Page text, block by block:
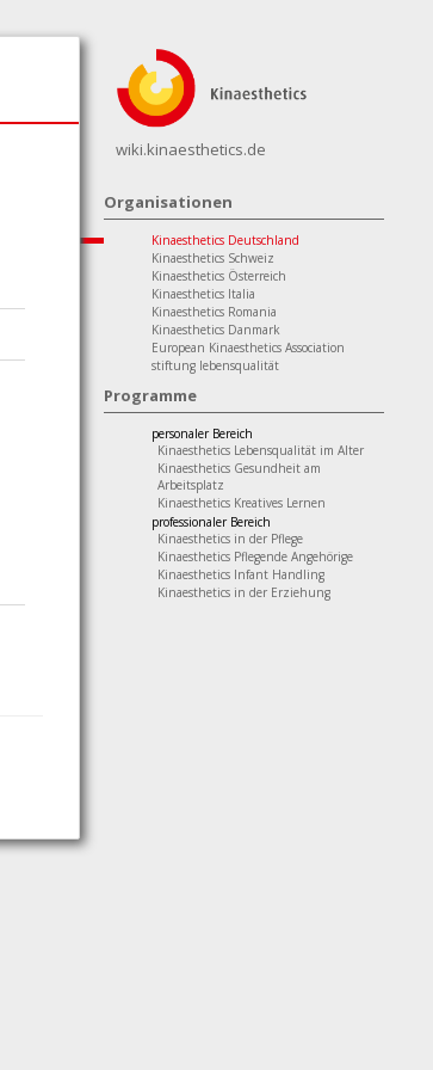
wiki.kinaesthetics.de
Organisationen
Kinaesthetics Deutschland
Kinaesthetics Schweiz
Kinaesthetics Österreich
Kinaesthetics Italia
Kinaesthetics Romania
Kinaesthetics Danmark
European Kinaesthetics Association
stiftung lebensqualität
Programme
personaler Bereich
Kinaesthetics Lebensqualität im Alter
Kinaesthetics Gesundheit am
Arbeitsplatz
Kinaesthetics Kreatives Lernen
professionaler Bereich
Kinaesthetics in der Pflege
Kinaesthetics Pflegende Angehörige
Kinaesthetics Infant Handling
Kinaesthetics in der Erziehung